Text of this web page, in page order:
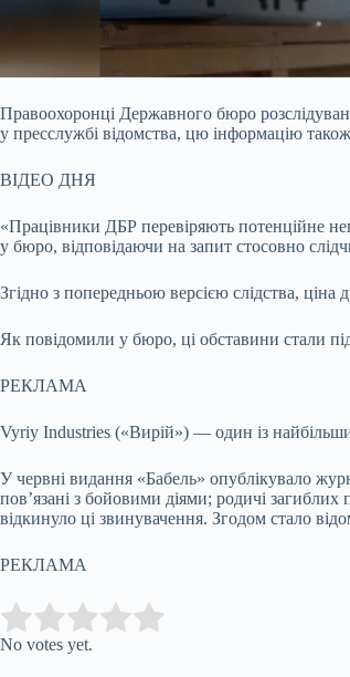
Правоохоронці Державного бюро
у пресслужбі відомства, цю інформацію
ВІДЕО ДНЯ
«Працівники ДБР перевіряють потенційне
у бюро, відповідаючи на запит стосовно
Згідно з попередньою версією слідства,
Як повідомили у бюро, ці обставини стали
РЕКЛАМА
Vyriy Industries («Вирій») — один із
У червні видання «Бабель» опублікувало
пов’язані з бойовими діями; родичі
відкинуло ці звинувачення. Згодом стало
РЕКЛАМА
Rate this item:
No votes yet.